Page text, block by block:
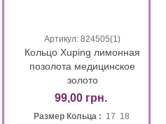
Артикул: 824505(1)
Кольцо Xuping лимонная
позолота медицинское
золото
99,00 грн.
Размер Кольца : 17 18